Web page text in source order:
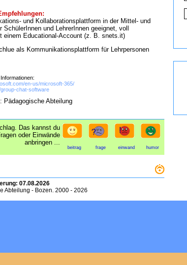
und Kollaborationsplattform in der Mittel- und
SchülerInnen und LehrerInnen geeignet, voll
einem Educational-Account (z. B. snets.it)
als Kommunikationsplattform für Lehrpersonen
en-us/microsoft-365/
chat-software
Pädagogische Abteilung
Das kannst du
oder Einwände
anbringen ...
beitrag frage einwand humor
07.08.2026
Abteilung - Bozen. 2000 - 2026